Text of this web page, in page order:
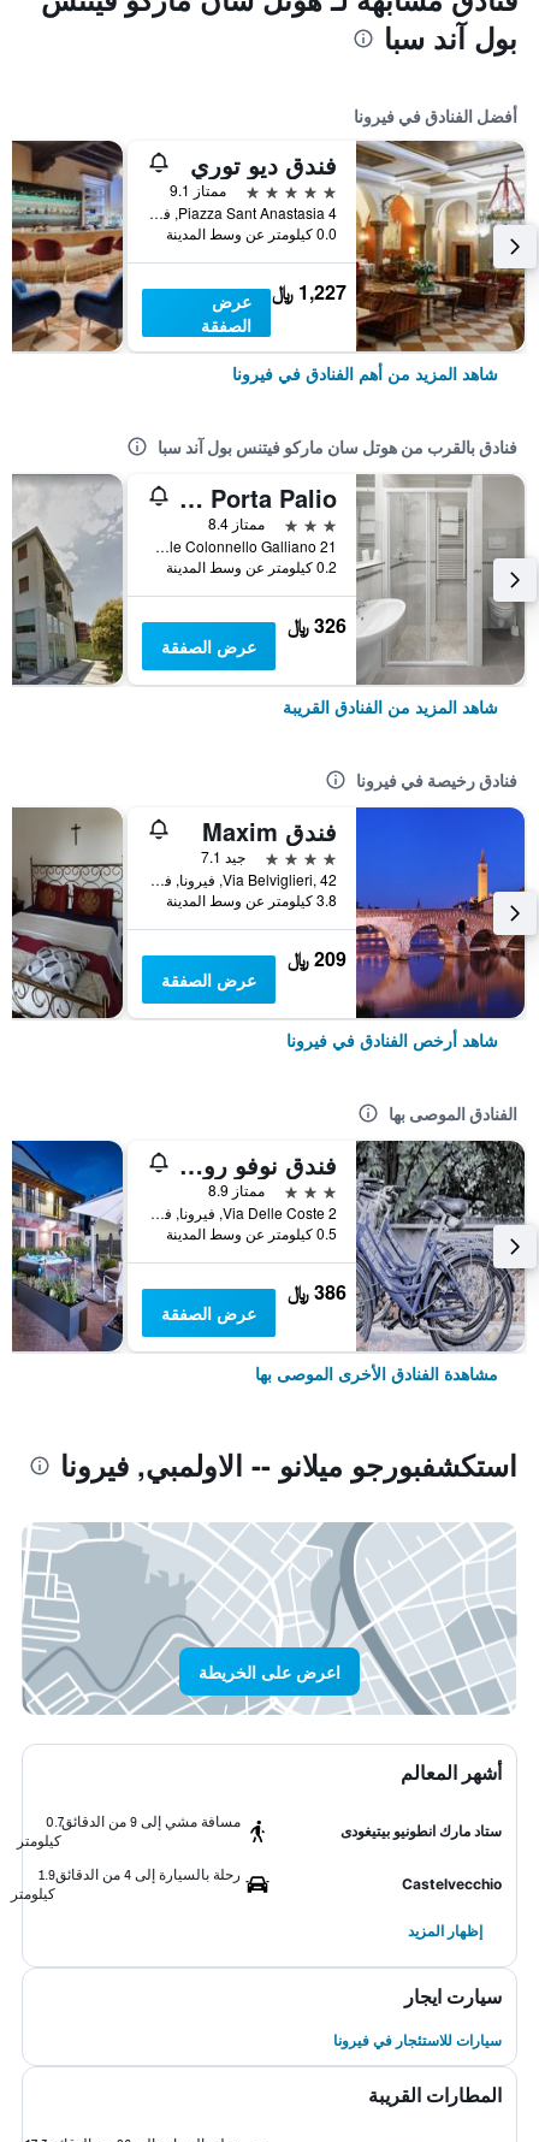
بول آند سبا
أفضل الفنادق في فيرونا
فندق ديو توري
5 نجوم
ممتاز 9.1
Piazza Sant Anastasia 4, فيرونا, فينيتو, إيطاليا
0.0 كيلومتر عن وسط المدينة
1,227 ﷼
عرض
الصفقة
شاهد المزيد من أهم الفنادق في فيرونا
فنادق بالقرب من هوتل سان ماركو فيتنس بول آند سبا
Hotel Porta Palio
3 نجوم
ممتاز 8.4
Viale Colonnello Galliano 21, فيرونا, فينيتو, إيطاليا
0.2 كيلومتر عن وسط المدينة
326 ﷼
عرض الصفقة
شاهد المزيد من الفنادق القريبة
فنادق رخيصة في فيرونا
فندق Maxim
4 نجوم
جيد 7.1
Via Belviglieri, 42, فيرونا, فينيتو, إيطاليا
3.8 كيلومتر عن وسط المدينة
209 ﷼
عرض الصفقة
شاهد أرخص الفنادق في فيرونا
الفنادق الموصى بها
فندق نوفو روسي
3 نجوم
ممتاز 8.9
Via Delle Coste 2, فيرونا, فينيتو, إيطاليا
0.5 كيلومتر عن وسط المدينة
386 ﷼
عرض الصفقة
مشاهدة الفنادق الأخرى الموصى بها
استكشفبورجو ميلانو -- الاولمبي, فيرونا
اعرض على الخريطة
أشهر المعالم
ستاد مارك انطونيو بيتيغودى
مسافة مشي إلى 9 من الدقائق
0.7
كيلومتر
Castelvecchio
رحلة بالسيارة إلى 4 من الدقائق
1.9
كيلومتر
إظهار المزيد
سيارت ايجار
سيارات للاستئجار في فيرونا
المطارات القريبة